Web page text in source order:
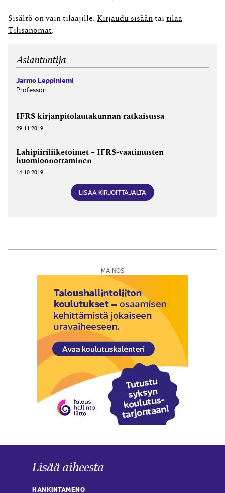
(välillisten) menojen että korkomenojen
aktivointimahdollisuus laajeni (KPL 4:5 §). Aiemmin
Sisältö on vain tilaajille. Kirjaudu sisään tai tilaa
Tilisanomat
Asiantuntija
Jarmo Leppiniemi
Professori
IFRS kirjanpitolautakunnan ratkaisussa
29.11.2019
Lähipiiriliiketoimet – IFRS-vaatimusten
huomioonottaminen
14.10.2019
LISÄÄ KIRJOITTAJALTA
MAINOS
Lisää aiheesta
HANKINTAMENO